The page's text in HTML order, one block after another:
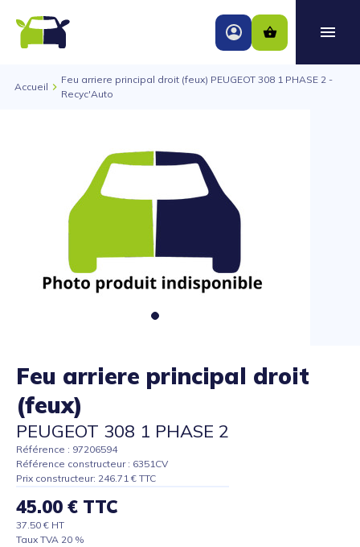
Accueil
Feu arriere principal droit (feux) PEUGEOT 308 1 PHASE 2 -
Recyc'Auto
Feu arriere principal droit
(feux)
PEUGEOT 308 1 PHASE 2
Référence : 97206594
Référence constructeur : 6351CV
Prix constructeur: 246.71 € TTC
45.00 € TTC
37.50 € HT
Taux TVA 20 %